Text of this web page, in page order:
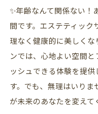
✨年齢なんて関係ない！
間です。エステティック
理なく健康的に美しくな
ンでは、心地よい空間
ッシュできる体験を提
す。でも、無理はいり
が未来のあなたを変えて